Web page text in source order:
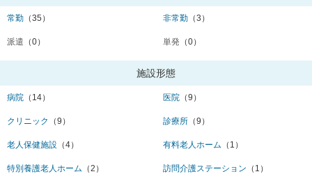
常勤 （35） 非常勤 （3）
派遣 （0） 単発 （0）
施設形態
病院 （14） 医院 （9）
クリニック （9） 診療所 （9）
老人保健施設 （4） 有料老人ホーム （1）
特別養護老人ホーム （2） 訪問介護ステーション （1）